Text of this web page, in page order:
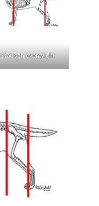
Statisch evenwicht